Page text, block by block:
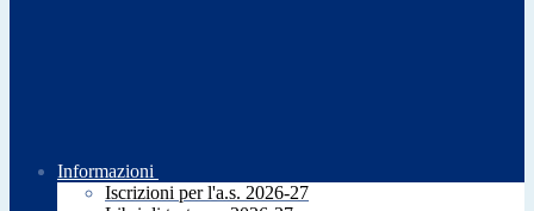
Informazioni
Iscrizioni per l'a.s. 2026-27